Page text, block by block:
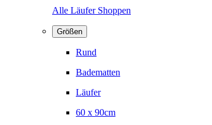
Alle Läufer Shoppen
Größen
Rund
Badematten
Läufer
60 x 90cm